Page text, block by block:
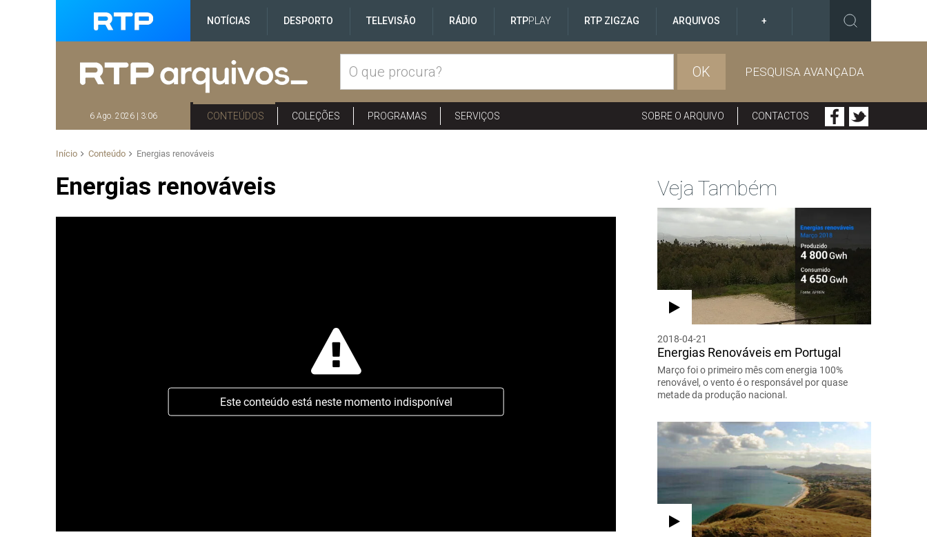
NOTÍCIAS DESPORTO TELEVISÃO RÁDIO RTPPLAY RTP ZIGZAG ARQUIVOS +
OK PESQUISA AVANÇADA
6 Ago. 2026 | 3:06 CONTEÚDOS COLEÇÕES PROGRAMAS SERVIÇOS SOBRE O ARQUIVO CONTACTOS
Início Conteúdo Energias renováveis
Energias renováveis
Este conteúdo está neste momento indisponível
Veja Também
2018-04-21
Energias Renováveis em Portugal
Março foi o primeiro mês com energia 100%
renovável, o vento é o responsável por quase
metade da produção nacional.